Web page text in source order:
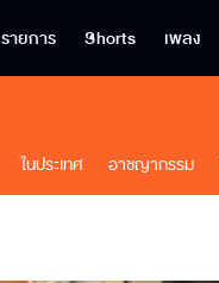
รายการ Shorts เพลง
ในประเทศ อาชญากรรม